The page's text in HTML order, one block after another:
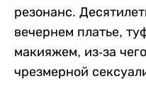
резонанс.
вечернем платье,
макияжем, из-за
чрезмерной